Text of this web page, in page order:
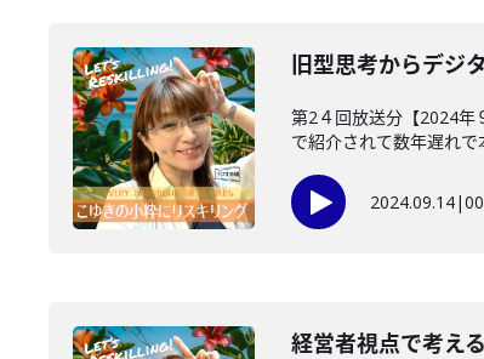
旧型思考からデジ
第2４回放送分【2024年
で紹介されて数年遅れ
2024.09.14|
経営者視点で考え